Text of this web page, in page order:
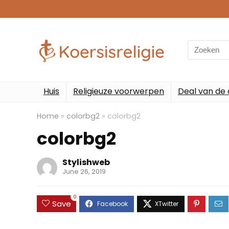
Search
for:
Huis Religieuze voorwerpen Deal van de
Home » colorbg2 » colorbg2
colorbg2
Stylishweb
June 26, 2019
Save
0